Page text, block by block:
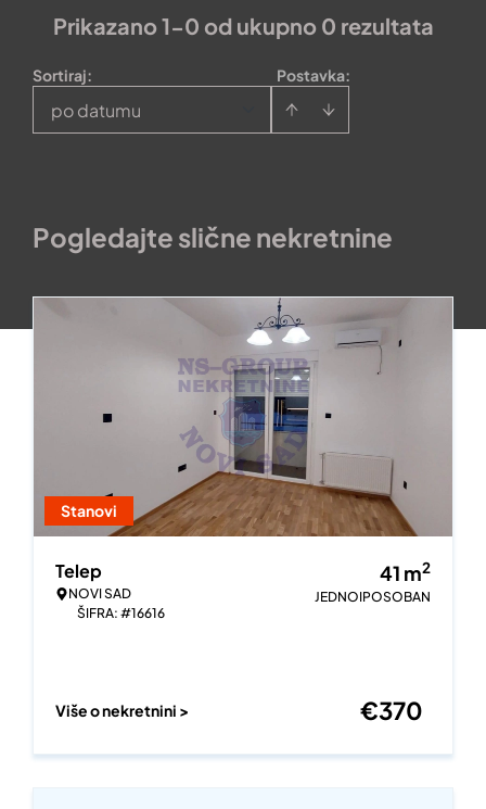
Prikazano 1-0 od ukupno 0 rezultata
Postavka:
Sortiraj:
po datumu
Pogledajte slične nekretnine
Stanovi
Telep
NOVI SAD
ŠIFRA: #16616
41 m2
JEDNOIPOSOBAN
Više o nekretnini > €370